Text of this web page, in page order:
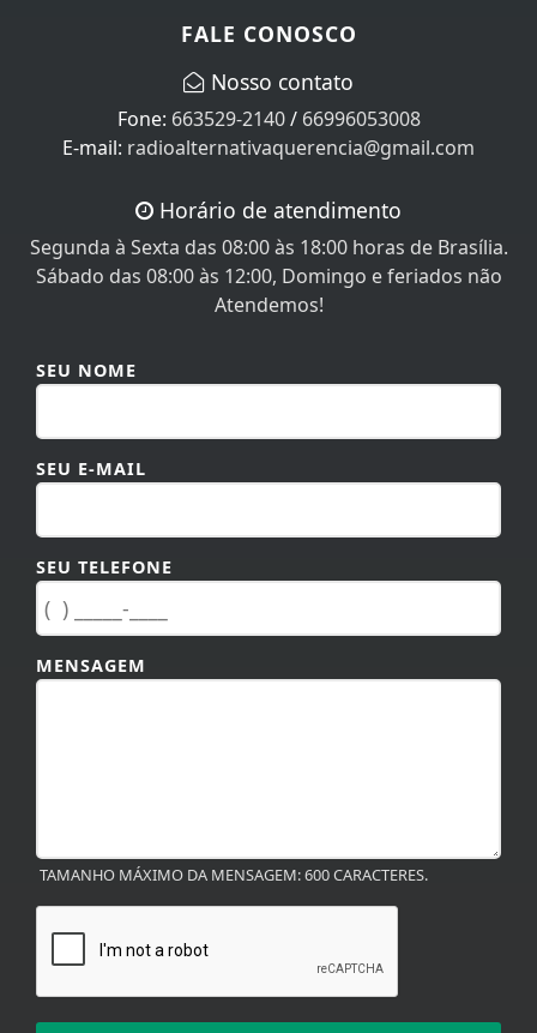
FALE CONOSCO
Nosso contato
Fone: 663529-2140/ 66996053008
E-mail: radioalternativaquerencia@gmail.com
Horário de atendimento
Segunda à Sexta das 08:00 às 18:00 horas de Brasília.
Sábado das 08:00 às 12:00, Domingo e feriados não
Atendemos!
SEU NOME
SEU E-MAIL
SEU TELEFONE
MENSAGEM
TAMANHO MÁXIMO DA MENSAGEM: 600 CARACTERES.